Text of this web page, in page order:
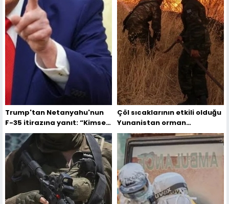
Trump'tan Netanyahu'nun
F-35 itirazına yanıt: “Kimse
bana kime neyi satıp
satmayacağımı
söyleyemez”
Çöl sıcaklarının etkili olduğu
Yunanistan orman
yangınlarıyla mücadele
ediyor